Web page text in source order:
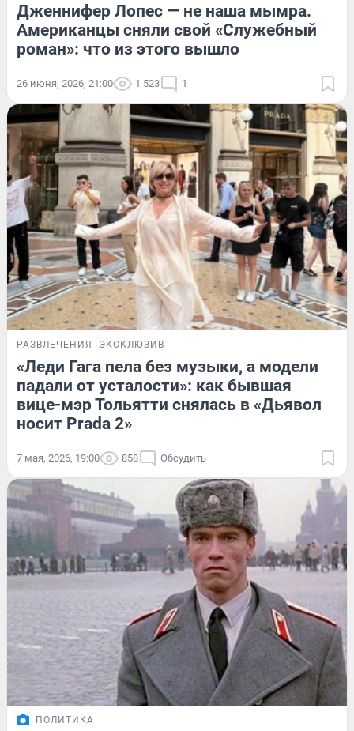
Дженнифер Лопес — не наша мымра.
Американцы сняли свой «Служебный
роман»: что из этого вышло
26 июня, 2026, 21:00 1 523 1
РАЗВЛЕЧЕНИЯ ЭКСКЛЮЗИВ
«Леди Гага пела без музыки, а модели
падали от усталости»: как бывшая
вице-мэр Тольятти снялась в «Дьявол
носит Prada 2»
7 мая, 2026, 19:00 858 Обсудить
ПОЛИТИКА